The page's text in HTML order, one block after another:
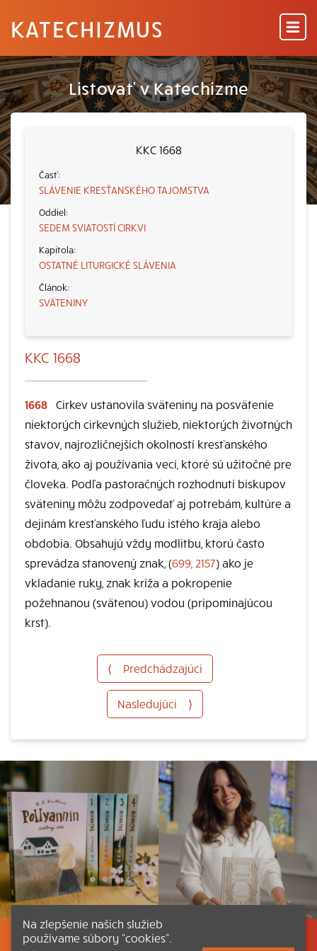
KATECHIZMUS
Listovať v Katechizme
KKC 1668
SLÁVENIE KRESŤANSKÉHO TAJOMSTVA
SEDEM SVIATOSTÍ CIRKVI
OSTATNÉ LITURGICKÉ SLÁVENIA
SVÄTENINY
KKC 1668
1668 Cirkev ustanovila sväteniny na posvätenie
niektorých cirkevných služieb, niektorých životných
stavov, najrozličnejších okolností kresťanského
života, ako aj používania vecí, ktoré sú užitočné pre
človeka. Podľa pastoračných rozhodnutí biskupov
sväteniny môžu zodpovedať aj potrebám, kultúre a
dejinám kresťanského ľudu istého kraja alebo
obdobia. Obsahujú vždy modlitbu, ktorú často
sprevádza stanovený znak, (699, 2157) ako je
vkladanie ruky, znak kríža a pokropenie
požehnanou (svätenou) vodou (pripomínajúcou
krst).
⟨ Predchádzajúci
Nasledujúci ⟩
Listovať Obsah Dokumenty a články
Na zlepšenie našich služieb
používame súbory “cookies”.